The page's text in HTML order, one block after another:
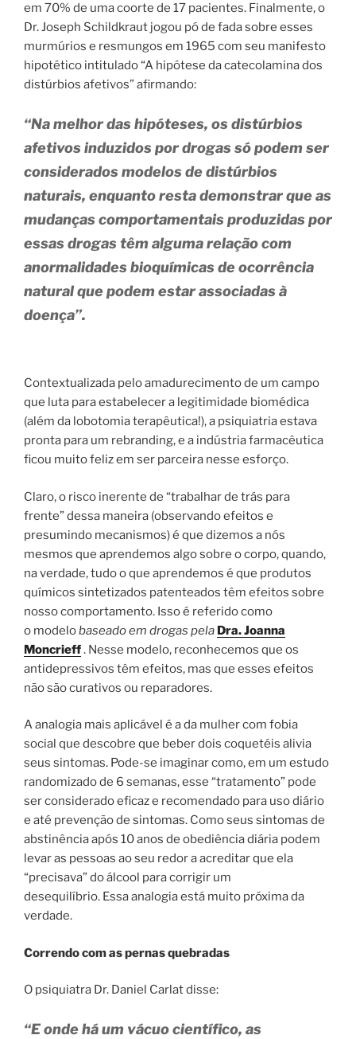
em 70% de uma coorte de 17 pacientes. Finalmente, o
Dr. Joseph Schildkraut jogou pó de fada sobre esses
murmúrios e resmungos em 1965 com seu manifesto
hipotético intitulado “A hipótese da catecolamina dos
distúrbios afetivos” afirmando:
“Na melhor das hipóteses, os distúrbios
afetivos induzidos por drogas só podem ser
considerados modelos de distúrbios
naturais, enquanto resta demonstrar que as
mudanças comportamentais produzidas por
essas drogas têm alguma relação com
anormalidades bioquímicas de ocorrência
natural que podem estar associadas à
doença”.
Contextualizada pelo amadurecimento de um campo
que luta para estabelecer a legitimidade biomédica
(além da lobotomia terapêutica!), a psiquiatria estava
pronta para um rebranding, e a indústria farmacêutica
ficou muito feliz em ser parceira nesse esforço.
Claro, o risco inerente de “trabalhar de trás para
frente” dessa maneira (observando efeitos e
presumindo mecanismos) é que dizemos a nós
mesmos que aprendemos algo sobre o corpo, quando,
na verdade, tudo o que aprendemos é que produtos
químicos sintetizados patenteados têm efeitos sobre
nosso comportamento. Isso é referido como
o modelobaseado em drogas pela Dra. Joanna
Moncrieff. Nesse modelo, reconhecemos que os
antidepressivos têm efeitos, mas que esses efeitos
não são curativos ou reparadores.
A analogia mais aplicável é a da mulher com fobia
social que descobre que beber dois coquetéis alivia
seus sintomas. Pode-se imaginar como, em um estudo
randomizado de 6 semanas, esse “tratamento” pode
ser considerado eficaz e recomendado para uso diário
e até prevenção de sintomas. Como seus sintomas de
abstinência após 10 anos de obediência diária podem
levar as pessoas ao seu redor a acreditar que ela
“precisava” do álcool para corrigir um
desequilíbrio. Essa analogia está muito próxima da
verdade.
Correndo com as pernas quebradas
O psiquiatra Dr. Daniel Carlat disse:
“E onde há um vácuo científico, as